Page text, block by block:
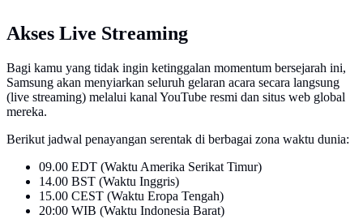
Akses Live Streaming
Bagi kamu yang tidak ingin ketinggalan momentum bersejarah ini,
Samsung akan menyiarkan seluruh gelaran acara secara langsung
(live streaming) melalui kanal YouTube resmi dan situs web global
mereka.
Berikut jadwal penayangan serentak di berbagai zona waktu dunia:
09.00 EDT (Waktu Amerika Serikat Timur)
14.00 BST (Waktu Inggris)
15.00 CEST (Waktu Eropa Tengah)
20:00 WIB (Waktu Indonesia Barat)